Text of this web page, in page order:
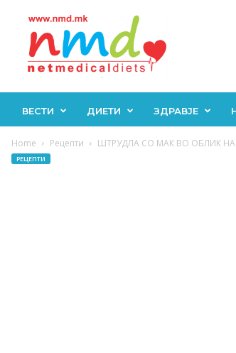
ВЕСТИ ДИЕТИ ЗДРАВЈЕ
Home Рецепти ШТРУДЛА СО МАК ВО ОБЛИК НА
РЕЦЕПТИ